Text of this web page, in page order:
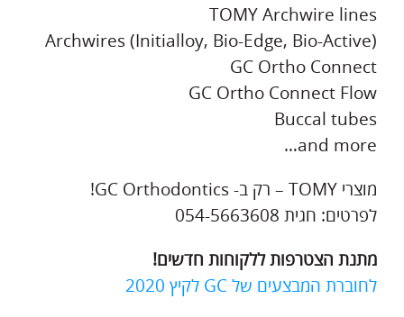
TOMY Archwire lines
Archwires (Initialloy, Bio-Edge, Bio-Active)
GC Ortho Connect
GC Ortho Connect Flow
Buccal tubes
and more…
מוצרי TOMY – רק ב- GC Orthodontics!
לפרטים: חגית 054-5663608
מתנת הצטרפות ללקוחות חדשים!
לחוברת המבצעים של GC לקיץ 2020